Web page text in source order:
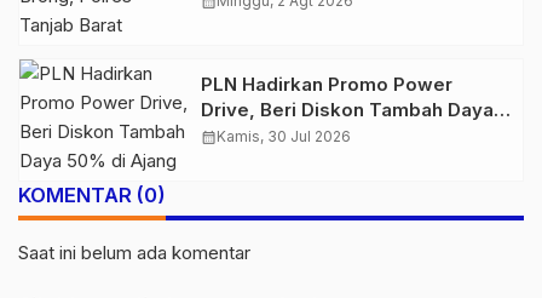
PLN Hadirkan Promo Power
Drive, Beri Diskon Tambah Daya
50% di Ajang GIIAS 2026
calendar_monthKamis, 30 Jul 2026
KOMENTAR (0)
Saat ini belum ada komentar